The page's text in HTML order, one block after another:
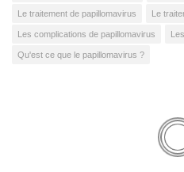
Le traitement de papillomavirus Le
Les complications de papillomavirus
Qu'est ce que le papillomavirus ?